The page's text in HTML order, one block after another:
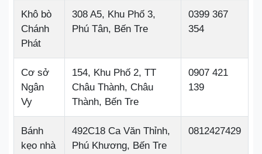
Khô bò
Chánh
Phát
308 A5, Khu Phố 3,
Phú Tân, Bến Tre
0399 367
354
Cơ sở
Ngân
Vy
154, Khu Phố 2, TT
Châu Thành, Châu
Thành, Bến Tre
0907 421
139
Bánh
kẹo nhà
492C18 Ca Văn Thỉnh,
Phú Khương, Bến Tre
0812427429